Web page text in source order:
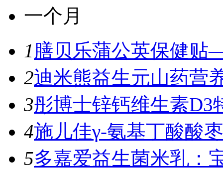
一个月
1 膳贝乐蒲公英保健
2迪米熊益生元山药营
3彤博士锌钙维生素
4施儿佳γ-氨基丁酸酸
5多嘉爱益生菌米乳：